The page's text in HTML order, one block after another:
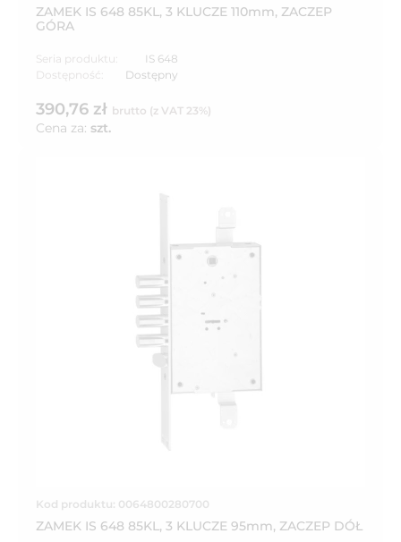
ZAMEK IS 648 85KL, 3 KLUCZE 110mm, ZACZEP
GÓRA
Seria produktu:
IS 648
Dostępność:
Dostępny
390,76 zł brutto (z VAT 23%)
Cena za: szt.
Kod produktu: 0064800280700
ZAMEK IS 648 85KL, 3 KLUCZE 95mm, ZACZEP DÓŁ